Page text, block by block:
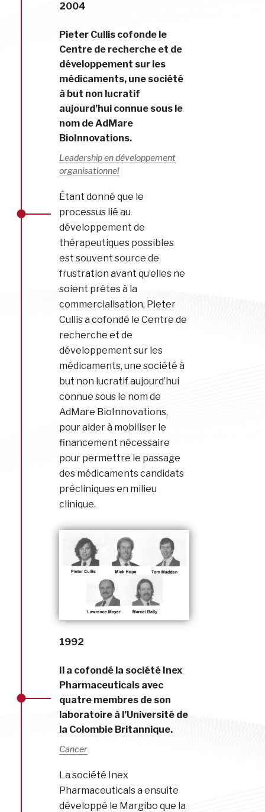
2004
Pieter Cullis cofonde le
Centre de recherche et de
développement sur les
médicaments, une société
à but non lucratif
aujourd’hui connue sous le
nom de AdMare
BioInnovations.
Leadership en développement
organisationnel
Étant donné que le
processus lié au
développement de
thérapeutiques possibles
est souvent source de
frustration avant qu’elles ne
soient prêtes à la
commercialisation, Pieter
Cullis a cofondé le Centre de
recherche et de
développement sur les
médicaments, une société à
but non lucratif aujourd’hui
connue sous le nom de
AdMare BioInnovations,
pour aider à mobiliser le
financement nécessaire
pour permettre le passage
des médicaments candidats
précliniques en milieu
clinique.
1992
Il a cofondé la société Inex
Pharmaceuticals avec
quatre membres de son
laboratoire à l’Université de
la Colombie Britannique.
Cancer
La société Inex
Pharmaceuticals a ensuite
développé le Margibo que la